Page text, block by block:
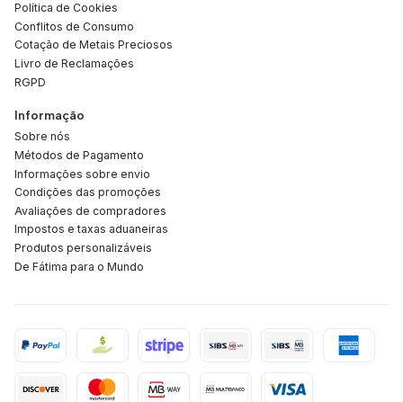
Política de Cookies
Conflitos de Consumo
Cotação de Metais Preciosos
Livro de Reclamações
RGPD
Informação
Sobre nós
Métodos de Pagamento
Informações sobre envio
Condições das promoções
Avaliações de compradores
Impostos e taxas aduaneiras
Produtos personalizáveis
De Fátima para o Mundo